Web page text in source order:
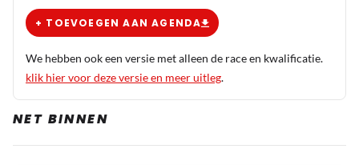
+ TOEVOEGEN AAN AGENDA
We hebben ook een versie met alleen de race en kwalificatie.
klik hier voor deze versie en meer uitleg.
NET BINNEN